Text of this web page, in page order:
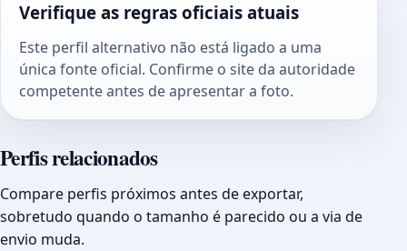
Verifique as regras oficiais atuais
Este perfil alternativo não está ligado a uma
única fonte oficial. Confirme o site da autoridade
competente antes de apresentar a foto.
Perfis relacionados
Compare perfis próximos antes de exportar,
sobretudo quando o tamanho é parecido ou a via de
envio muda.